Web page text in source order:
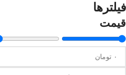
فیلترها
قیمت